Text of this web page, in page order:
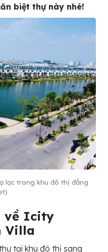
biệt thự này nhé!
lạc trong khu đô thị đẳng
về Icity
Villa
tại khu đô thị sang